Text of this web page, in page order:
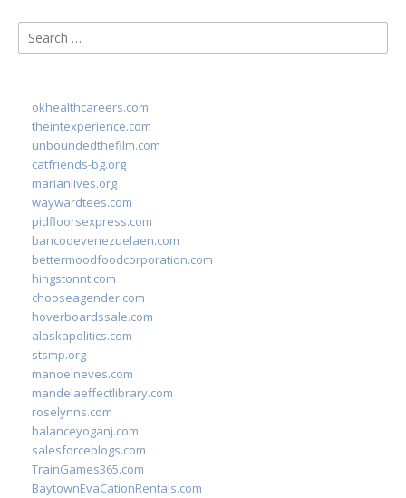
Search
for:
okhealthcareers.com
theintexperience.com
unboundedthefilm.com
catfriends-bg.org
marianlives.org
waywardtees.com
pidfloorsexpress.com
bancodevenezuelaen.com
bettermoodfoodcorporation.com
hingstonnt.com
chooseagender.com
hoverboardssale.com
alaskapolitics.com
stsmp.org
manoelneves.com
mandelaeffectlibrary.com
roselynns.com
balanceyoganj.com
salesforceblogs.com
TrainGames365.com
BaytownEvaCationRentals.com